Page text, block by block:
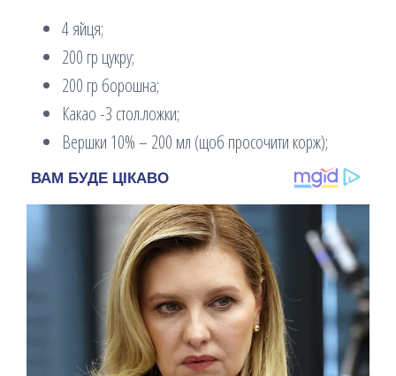
4 яйця;
200 гр цукру;
200 гр борошна;
Какао -3 стол.ложки;
Вершки 10% – 200 мл (щоб просочити корж);